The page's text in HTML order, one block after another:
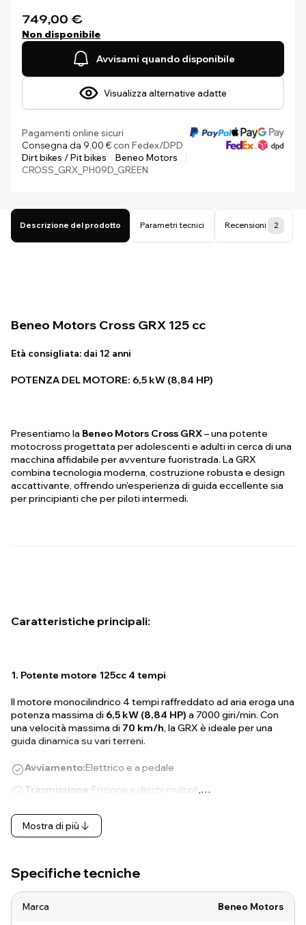
749,00 €
Non disponibile
Avvisami quando disponibile
Visualizza alternative adatte
Pagamenti online sicuri
Consegna da 9,00 €con Fedex/DPD
Dirt bikes / Pit bikes
Beneo Motors
CROSS_GRX_PH09D_GREEN
Descrizione del prodotto Parametri tecnici Recensioni 2
Beneo Motors Cross GRX 125 cc
Età consigliata: dai 12 anni
POTENZA DEL MOTORE: 6,5 kW (8,84 HP)
Presentiamo la Beneo Motors Cross GRX– una potente
motocross progettata per adolescenti e adulti in cerca di una
macchina affidabile per avventure fuoristrada. La GRX
combina tecnologia moderna, costruzione robusta e design
accattivante, offrendo un'esperienza di guida eccellente sia
per principianti che per piloti intermedi.
Caratteristiche principali:
1. Potente motore 125cc 4 tempi
Il motore monocilindrico 4 tempi raffreddato ad aria eroga una
potenza massima di 6,5 kW (8,84 HP) a 7000 giri/min. Con
una velocità massima di 70 km/h, la GRX è ideale per una
guida dinamica su vari terreni.
Avviamento:Elettrico e a pedale
Trasmissione:Frizione a dischi multipli,…
Mostra di più
Specifiche tecniche
Marca Beneo Motors